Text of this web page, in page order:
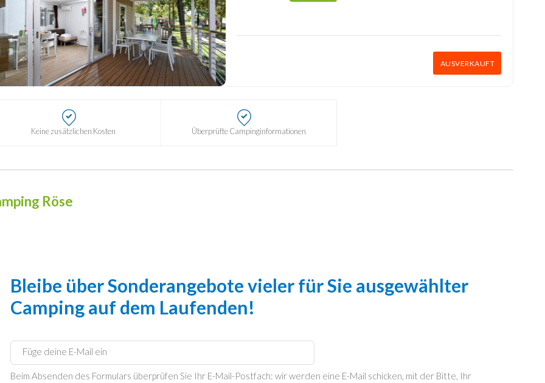
AUSVERKAUFT
Keine zusätzlichen Kosten Überprüfte Campinginformationen
Röse
Bleibe über Sonderangebote vieler für Sie ausgewählter
Camping auf dem Laufenden!
Beim Absenden des Formulars überprüfen Sie Ihr E-Mail-Postfach: wir werden eine E-Mail schicken, mit der Bitte, Ihr